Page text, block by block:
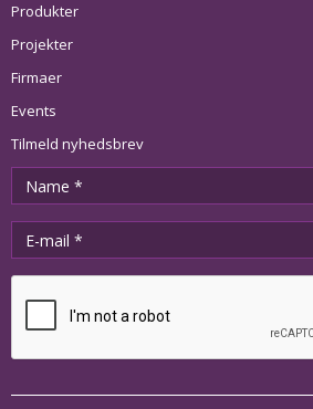
Produkter
Projekter
Firmaer
Events
Tilmeld nyhedsbrev